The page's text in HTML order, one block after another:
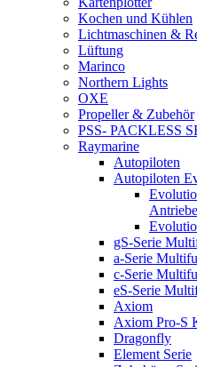
Kochen und Kühlen
Lichtmaschinen &
Lüftung
Marinco
Northern Lights
OXE
Propeller & Zubehör
PSS- PACKLESS
Raymarine
Autopiloten
Autopiloten
gS-Serie
a-Serie
c-Serie
eS-Serie
Axiom
Axiom Pro-S
Dragonfly
Element Serie